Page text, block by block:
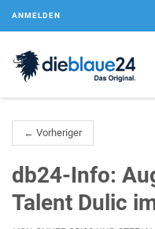
ANMELDEN
← Vorheriger
db24-Info:
Talent Dulic